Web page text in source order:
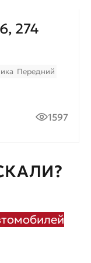
274
Передний
1597